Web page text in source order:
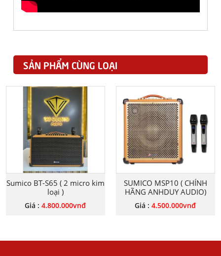
SẢN PHẨM CÙNG LOẠI
Sumico BT-S65 ( 2 micro kim
loại )
Giá :4.800.000vnđ
SUMICO MSP10 ( CHÍNH
HÃNG ANHDUY AUDIO)
Giá :4.500.000vnđ